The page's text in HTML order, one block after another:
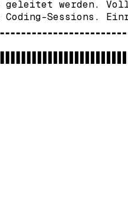
werden.
Sessions.